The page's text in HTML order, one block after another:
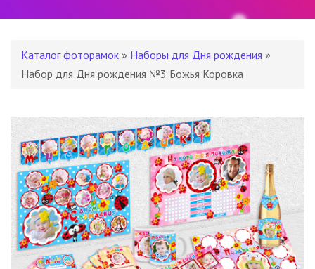
Каталог фоторамок » Наборы для Дня рождения »
Набор для Дня рождения №3 Божья Коровка